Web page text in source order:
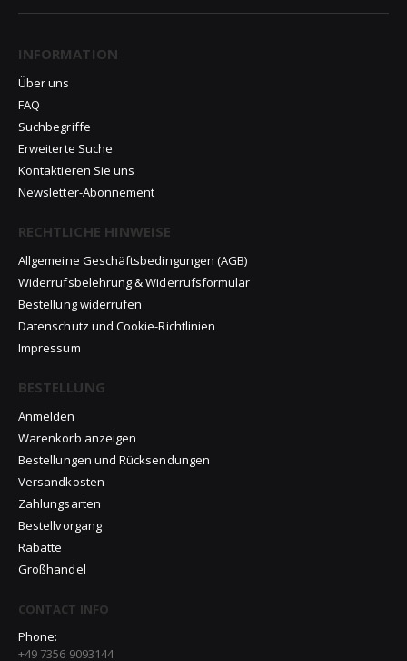
INFORMATION
Über uns
FAQ
Suchbegriffe
Erweiterte Suche
Kontaktieren Sie uns
Newsletter-Abonnement
RECHTLICHE HINWEISE
Allgemeine Geschäftsbedingungen (AGB)
Widerrufsbelehrung & Widerrufsformular
Bestellung widerrufen
Datenschutz und Cookie-Richtlinien
Impressum
BESTELLUNG
Anmelden
Warenkorb anzeigen
Bestellungen und Rücksendungen
Versandkosten
Zahlungsarten
Bestellvorgang
Rabatte
Großhandel
CONTACT INFO
Phone:
+49 7356 9093144